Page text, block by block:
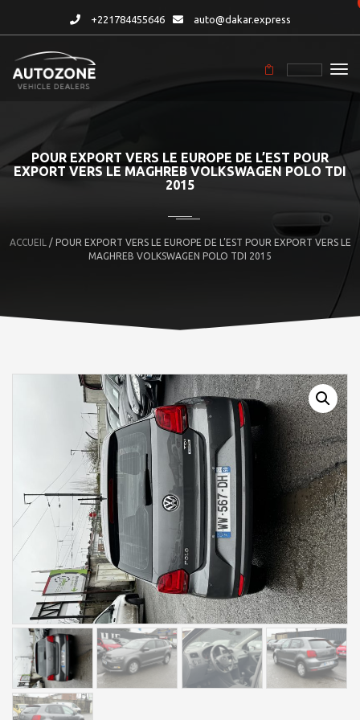
+221784455646 auto@dakar.express
POUR EXPORT VERS LE EUROPE DE L’EST POUR
EXPORT VERS LE MAGHREB VOLKSWAGEN POLO TDI
2015
ACCUEIL / POUR EXPORT VERS LE EUROPE DE L’EST POUR EXPORT VERS LE
MAGHREB VOLKSWAGEN POLO TDI 2015